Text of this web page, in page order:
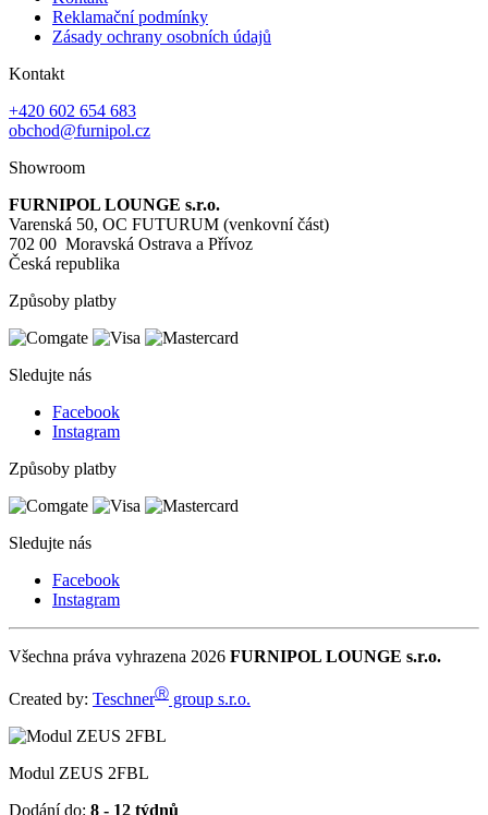
Reklamační podmínky
Zásady ochrany osobních údajů
Kontakt
+420 602 654 683
obchod@furnipol.cz
Showroom
FURNIPOL LOUNGE s.r.o.
Varenská 50, OC FUTURUM (venkovní část)
702 00 Moravská Ostrava a Přívoz
Česká republika
Způsoby platby
Sledujte nás
Facebook
Instagram
Způsoby platby
Sledujte nás
Facebook
Instagram
Všechna práva vyhrazena 2026 FURNIPOL LOUNGE s.r.o.
Created by: TeschnerⓇ group s.r.o.
Modul ZEUS 2FBL
Dodání do: 8 - 12 týdnů